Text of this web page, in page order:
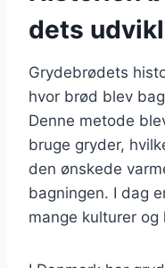
dets
Grydebrødets
hvor brød blev
Denne metode
bruge gryder,
den ønskede
bagningen. I dag
mange kulturer og